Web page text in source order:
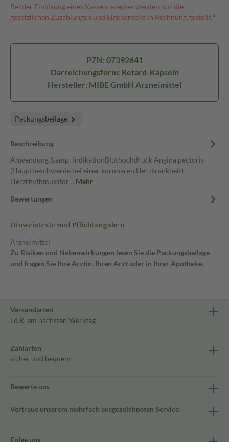
Bei der Einlösung eines Kassenrezeptes werden nur die
gesetzlichen Zuzahlungen und Eigenanteile in Rechnung gestellt.⁴
PZN: 07392641
Darreichungsform: Retard-Kapseln
Hersteller: MIBE GmbH Arzneimittel
Packungsbeilage
Beschreibung
Anwendung &amp; IndikationBluthochdruck Angina pectoris
(Hauptbeschwerde bei einer koronaren Herzkrankheit)
Herzrhythmusstör… Mehr
Bewertungen
Hinweistexte und Pflichtangaben
Arzneimittel
Zu Risiken und Nebenwirkungen lesen Sie die Packungsbeilage
und fragen Sie Ihre Ärztin, Ihren Arzt oder in Ihrer Apotheke.
Versandarten
i.d.R. am nächsten Werktag
Zahlarten
sicher und bequem
Bewerte uns
Vertraue unserem mehrfach ausgezeichneten Service
Folge uns